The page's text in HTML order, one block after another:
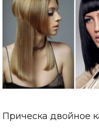
Прическа двойное